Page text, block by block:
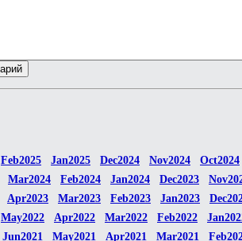
Feb2025 Jan2025 Dec2024 Nov2024
Oct2024
Mar2024 Feb2024 Jan2024 Dec2023
Apr2023 Mar2023 Feb2023 Jan2023
May2022 Apr2022 Mar2022 Feb2022
Jun2021 May2021 Apr2021 Mar2021